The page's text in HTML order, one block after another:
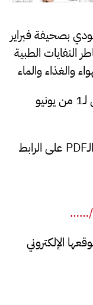
بصحيفة فبراير
النفايات الطبية
والغذاء والماء
العدد 1364 الصادر يوم الإثنين الموافق لـ1 من يونيو
PDF على الرابط
…/
الإلكتروني